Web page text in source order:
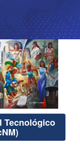
Tecnológico